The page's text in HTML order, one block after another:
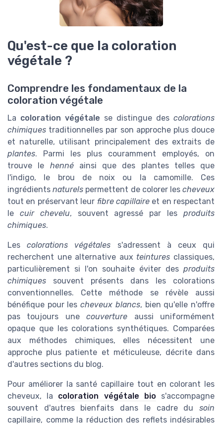
Qu'est-ce que la coloration
végétale ?
Comprendre les fondamentaux de la
coloration végétale
La coloration végétale se distingue des colorations
chimiques traditionnelles par son approche plus douce
et naturelle, utilisant principalement des extraits de
plantes. Parmi les plus couramment employés, on
trouve le hennéainsi que des plantes telles que
l'indigo, le brou de noix ou la camomille. Ces
ingrédientsnaturels permettent de colorer lescheveux
tout en préservant leur fibre capillaireet en respectant
le cuir chevelu, souvent agressé par lesproduits
chimiques.
Lescolorations végétales s'adressent à ceux qui
recherchent une alternative aux teintures classiques,
particulièrement si l'on souhaite éviter des produits
chimiques souvent présents dans les colorations
conventionnelles. Cette méthode se révèle aussi
bénéfique pour lescheveux blancs, bien qu'elle n'offre
pas toujours unecouverture aussi uniformément
opaque que les colorations synthétiques. Comparées
aux méthodes chimiques, elles nécessitent une
approche plus patiente et méticuleuse, décrite dans
d'autres sections du blog.
Pour améliorer la santé capillaire tout en colorant les
cheveux, la coloration végétale bio s'accompagne
souvent d'autres bienfaits dans le cadre du soin
capillaire, comme la réduction des reflets indésirables